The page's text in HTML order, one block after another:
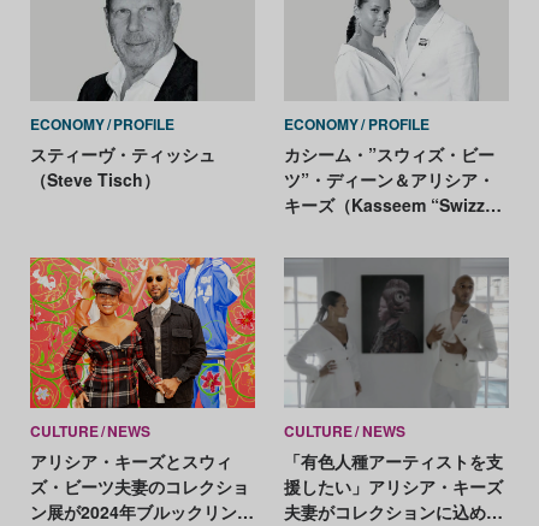
ECONOMY PROFILE
スティーヴ・ティッシュ
（Steve Tisch）
ECONOMY PROFILE
カシーム・”スウィズ・ビー
ツ”・ディーン＆アリシア・
キーズ（Kasseem “Swizz
Keys）
CULTURE NEWS
アリシア・キーズとスウィ
ズ・ビーツ夫妻のコレクショ
ン展が2024年ブルックリン美
CULTURE NEWS
「有色人種アーティストを支
援したい」アリシア・キーズ
夫妻がコレクションに込めた